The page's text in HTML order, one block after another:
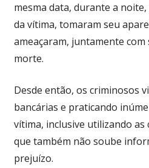
mesma data, durante a
da vítima, tomaram seu
ameaçaram, juntamente com
morte.
Desde então, os criminosos
bancárias e praticando
vítima, inclusive utilizando as
que também não soube
prejuízo.